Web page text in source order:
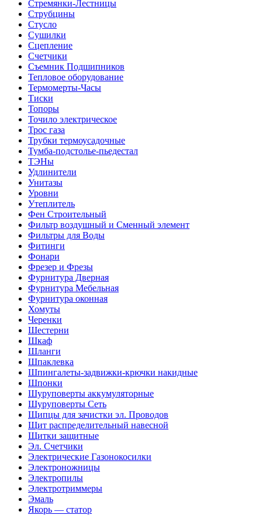
Стремянки-Лестницы
Струбцины
Стусло
Сушилки
Сцепление
Счетчики
Съемник Подшипников
Тепловое оборудование
Термомерты-Часы
Тиски
Топоры
Точило электрическое
Трос газа
Трубки термоусадочные
Тумба-подстолье-пьедестал
ТЭНы
Удлинители
Унитазы
Уровни
Утеплитель
Фен Строительный
Фильтр воздушный и Сменный элемент
Фильтры для Воды
Фитинги
Фонари
Фрезер и Фрезы
Фурнитура Дверная
Фурнитура Мебельная
Фурнитура оконная
Хомуты
Черенки
Шестерни
Шкаф
Шланги
Шпаклевка
Шпингалеты-задвижки-крючки накидные
Шпонки
Шуруповерты аккумуляторные
Шуруповерты Сеть
Щипцы для зачистки эл. Проводов
Щит распределительный навесной
Щитки защитные
Эл. Счетчики
Электрические Газонокосилки
Электроножницы
Электропилы
Электротриммеры
Эмаль
Якорь — статор